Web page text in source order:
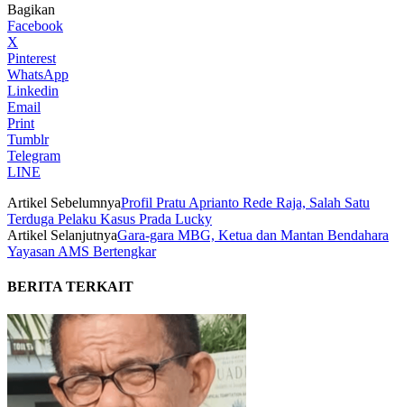
Bagikan
Facebook
X
Pinterest
WhatsApp
Linkedin
Email
Print
Tumblr
Telegram
LINE
Artikel SebelumnyaProfil Pratu Aprianto Rede Raja, Salah Satu
Terduga Pelaku Kasus Prada Lucky
Artikel SelanjutnyaGara-gara MBG, Ketua dan Mantan Bendahara
Yayasan AMS Bertengkar
BERITA TERKAIT